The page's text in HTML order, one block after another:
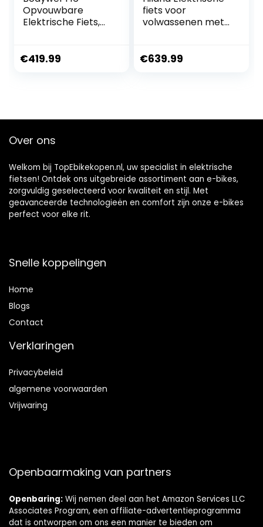
Opvouwbare
Elektrische Fiets,
36V/10.4Ah
APP, Unisex
€419.99
fiets voor
volwassenen met
mannen en
€639.99
Over ons
Welkom bij TopEbikekopen.nl, uw specialist in elektrische
fietsen! Ontdek ons uitgebreide assortiment aan e-bikes,
zorgvuldig geselecteerd voor kwaliteit en stijl. Met
geavanceerde technologieën en comfort zijn onze e-bikes
perfect voor elke rit.
Snelle koppelingen
Home
Blogs
Contact
Verklaringen
Privacybeleid
algemene voorwaarden
Vrijwaring
Openbaarmaking van partners
Openbaring: Wij nemen deel aan het Amazon Services LLC
Associates Program, een affiliate-advertentieprogramma
dat is ontworpen om ons een manier te bieden om